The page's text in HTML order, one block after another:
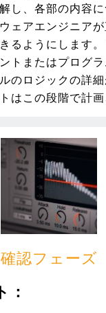
し、各部の内容
ェアエンジニア
るようにします
トまたはプログ
のロジックの詳細
はこの段階で計画
確認フェーズ
：